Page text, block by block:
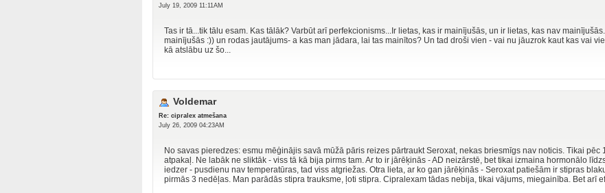
July 19, 2009 11:11AM
Tas ir tā...tik tālu esam. Kas tālāk? Varbūt arī perfekcionisms...Ir lietas, kas ir mainījušās, un ir lietas, kas nav
mainījušās :)) un rodas jautājums- a kas man jādara, lai tas mainītos? Un tad droši vien - vai nu jāuzrok kaut kas vai
kā atslābu uz šo...
Voldemar
Re: cipralex atmešana
July 26, 2009 04:23AM
No savas pieredzes: esmu mēģinājis savā mūžā pāris reizes pārtraukt Seroxat, nekas briesmīgs nav noticis. Tikai
atpakaļ. Ne labāk ne sliktāk - viss tā kā bija pirms tam. Ar to ir jārēķinās - AD neizārstē, bet tikai izmaina hormonālo
iedzer - pusdienu nav temperatūras, tad viss atgriežas. Otra lieta, ar ko gan jārēķinās - Seroxat patiešām ir stipras
pirmās 3 nedēļas. Man parādās stipra trauksme, ļoti stipra. Cipralexam tādas nebija, tikai vājums, miegainība. Bet arī